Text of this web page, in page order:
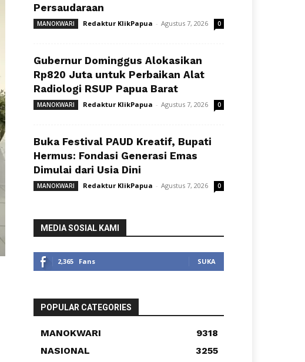
Persaudaraan
MANOKWARI Redaktur KlikPapua - Agustus 7, 2026 0
Gubernur Dominggus Alokasikan
Rp820 Juta untuk Perbaikan Alat
Radiologi RSUP Papua Barat
MANOKWARI Redaktur KlikPapua - Agustus 7, 2026 0
Buka Festival PAUD Kreatif, Bupati
Hermus: Fondasi Generasi Emas
Dimulai dari Usia Dini
MANOKWARI Redaktur KlikPapua - Agustus 7, 2026 0
MEDIA SOSIAL KAMI
2,365 Fans SUKA
POPULAR CATEGORIES
MANOKWARI
9318
NASIONAL
3255